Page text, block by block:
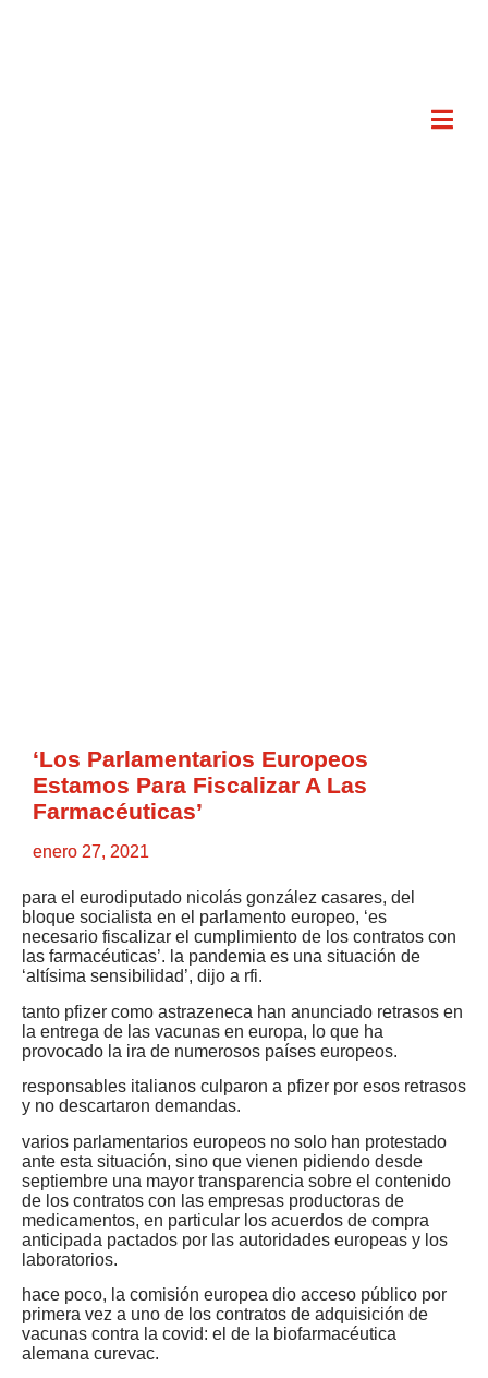
‘Los Parlamentarios Europeos
Estamos Para Fiscalizar A Las
Farmacéuticas’
enero 27, 2021
para el eurodiputado nicolás gonzález casares, del
bloque socialista en el parlamento europeo, ‘es
necesario fiscalizar el cumplimiento de los contratos con
las farmacéuticas’. la pandemia es una situación de
‘altísima sensibilidad’, dijo a rfi.
tanto pfizer como astrazeneca han anunciado retrasos en
la entrega de las vacunas en europa, lo que ha
provocado la ira de numerosos países europeos.
responsables italianos culparon a pfizer por esos retrasos
y no descartaron demandas.
varios parlamentarios europeos no solo han protestado
ante esta situación, sino que vienen pidiendo desde
septiembre una mayor transparencia sobre el contenido
de los contratos con las empresas productoras de
medicamentos, en particular los acuerdos de compra
anticipada pactados por las autoridades europeas y los
laboratorios.
hace poco, la comisión europea dio acceso público por
primera vez a uno de los contratos de adquisición de
vacunas contra la covid: el de la biofarmacéutica
alemana curevac.